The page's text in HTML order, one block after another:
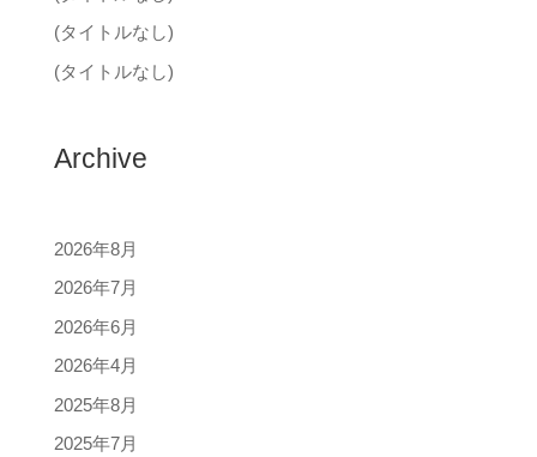
(タイトルなし)
(タイトルなし)
Archive
2026年8月
2026年7月
2026年6月
2026年4月
2025年8月
2025年7月